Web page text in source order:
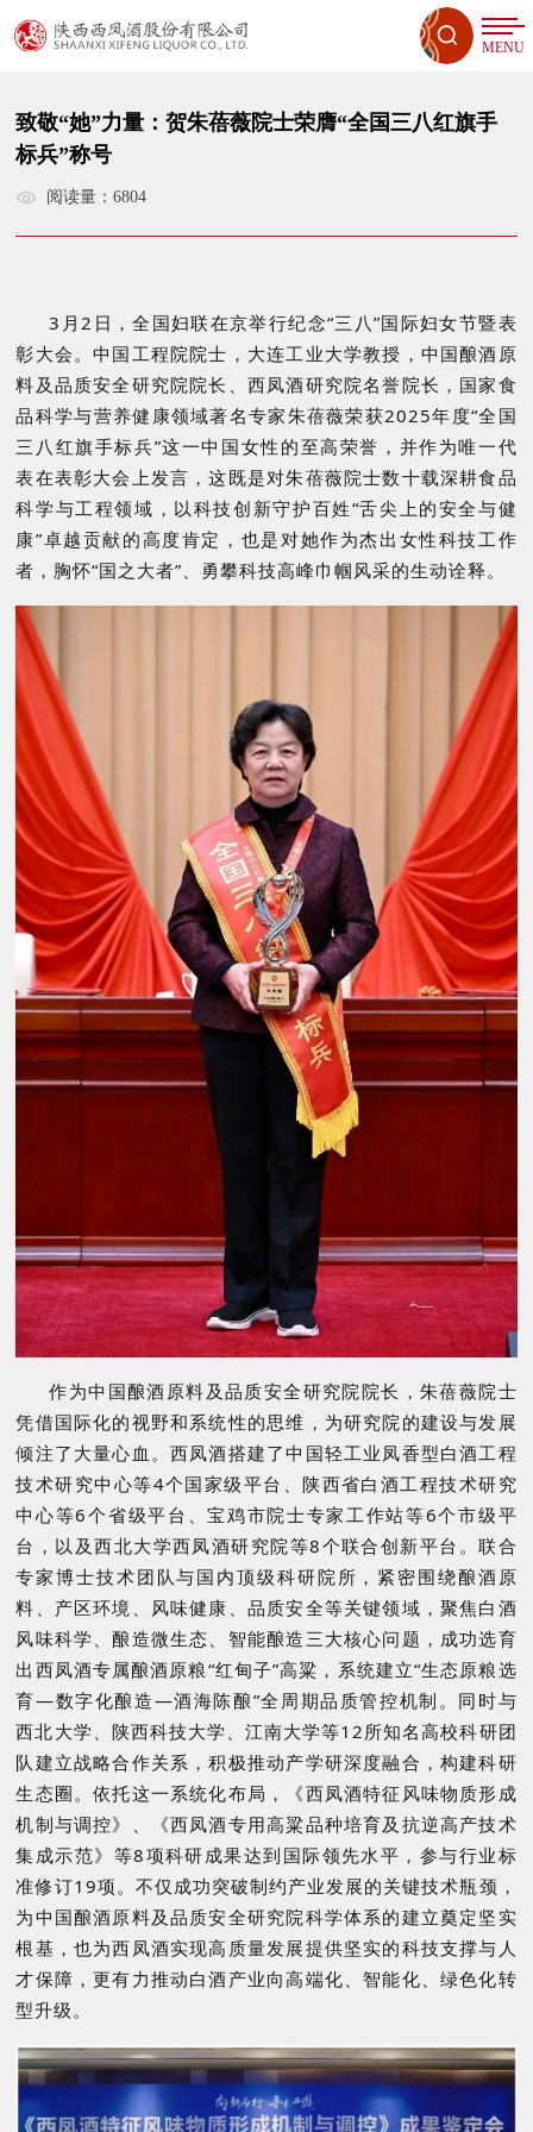
MENU
致敬“她”力量：贺朱蓓薇院士荣膺“全国三八红旗手
标兵”称号
阅读量：6804
3月2日，全国妇联在京举行纪念“三八”国际妇女节暨表
彰大会。中国工程院院士，大连工业大学教授，中国酿酒原
料及品质安全研究院院长、西凤酒研究院名誉院长，国家食
品科学与营养健康领域著名专家朱蓓薇荣获2025年度“全国
三八红旗手标兵”这一中国女性的至高荣誉，并作为唯一代
表在表彰大会上发言，这既是对朱蓓薇院士数十载深耕食品
科学与工程领域，以科技创新守护百姓“舌尖上的安全与健
康”卓越贡献的高度肯定，也是对她作为杰出女性科技工作
者，胸怀“国之大者”、勇攀科技高峰巾帼风采的生动诠释。
作为中国酿酒原料及品质安全研究院院长，朱蓓薇院士
凭借国际化的视野和系统性的思维，为研究院的建设与发展
倾注了大量心血。西凤酒搭建了中国轻工业凤香型白酒工程
技术研究中心等4个国家级平台、陕西省白酒工程技术研究
中心等6个省级平台、宝鸡市院士专家工作站等6个市级平
台，以及西北大学西凤酒研究院等8个联合创新平台。联合
专家博士技术团队与国内顶级科研院所，紧密围绕酿酒原
料、产区环境、风味健康、品质安全等关键领域，聚焦白酒
风味科学、酿造微生态、智能酿造三大核心问题，成功选育
出西凤酒专属酿酒原粮“红甸子”高粱，系统建立“生态原粮选
育—数字化酿造—酒海陈酿”全周期品质管控机制。同时与
西北大学、陕西科技大学、江南大学等12所知名高校科研团
队建立战略合作关系，积极推动产学研深度融合，构建科研
生态圈。依托这一系统化布局，《西凤酒特征风味物质形成
机制与调控》、《西凤酒专用高粱品种培育及抗逆高产技术
集成示范》等8项科研成果达到国际领先水平，参与行业标
准修订19项。不仅成功突破制约产业发展的关键技术瓶颈，
为中国酿酒原料及品质安全研究院科学体系的建立奠定坚实
根基，也为西凤酒实现高质量发展提供坚实的科技支撑与人
才保障，更有力推动白酒产业向高端化、智能化、绿色化转
型升级。